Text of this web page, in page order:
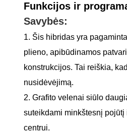
Funkcijos ir
Savybės:
1. Šis hibridas yra
plieno, apibūdinamos
konstrukcijos. Tai reiškia,
nusidėvėjimą.
2. Grafito velenai siūlo
suteikdami minkštesnį
centrui.